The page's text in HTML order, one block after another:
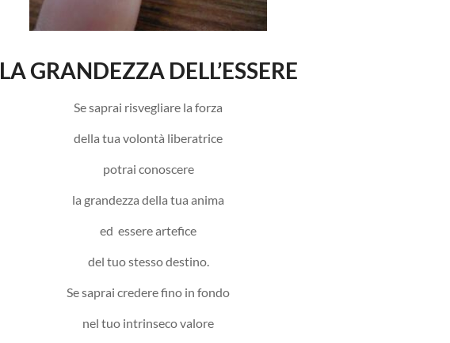
LA GRANDEZZA DELL’ESSERE
Se saprai risvegliare la forza
della tua volontà liberatrice
potrai conoscere
la grandezza della tua anima
ed essere artefice
del tuo stesso destino.
Se saprai credere fino in fondo
nel tuo intrinseco valore